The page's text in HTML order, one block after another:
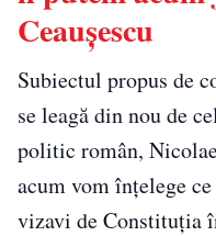
Ceaușescu
Subiectul propus de
se leagă din nou de
politic român,
acum vom înțelege
vizavi de Constituția